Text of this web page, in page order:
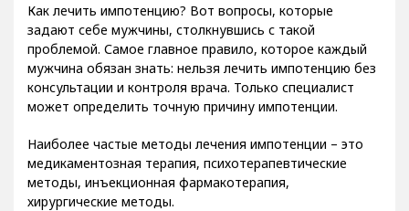
Как лечить импотенцию? Вот вопросы, которые
задают себе мужчины, столкнувшись с такой
проблемой. Самое главное правило, которое каждый
мужчина обязан знать: нельзя лечить импотенцию без
консультации и контроля врача. Только специалист
может определить точную причину импотенции.
Наиболее частые методы лечения импотенции – это
медикаментозная терапия, психотерапевтические
методы, инъекционная фармакотерапия,
хирургические методы.